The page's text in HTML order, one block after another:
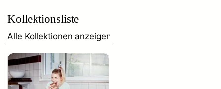
Kollektionsliste
Alle Kollektionen anzeigen